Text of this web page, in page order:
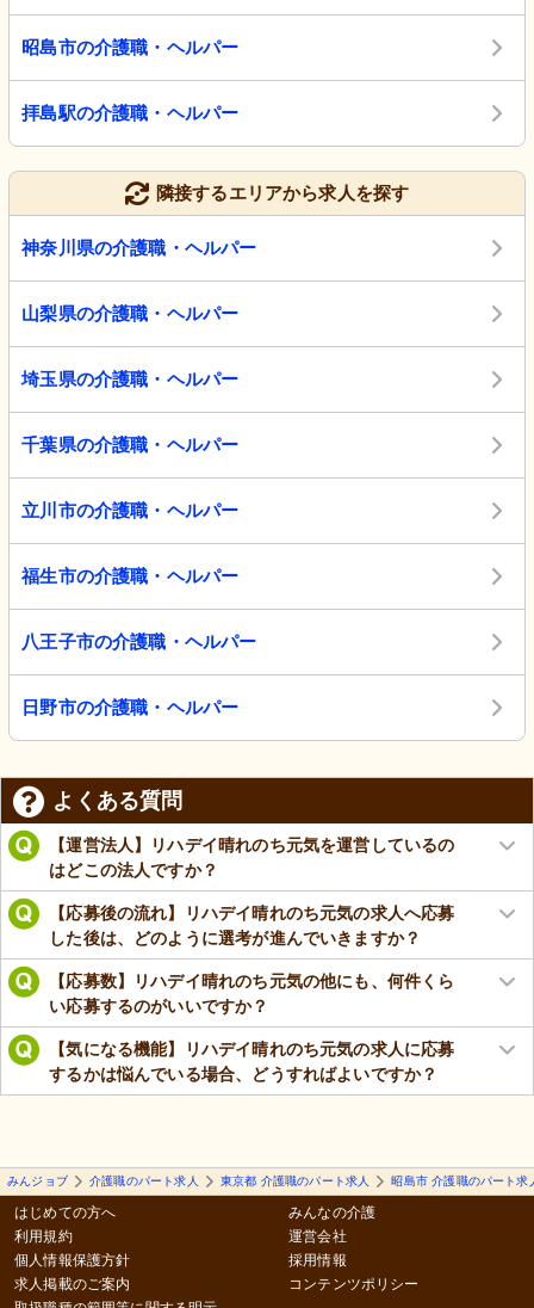
昭島市の介護職・ヘルパー
拝島駅の介護職・ヘルパー
隣接するエリアから求人を探す
神奈川県の介護職・ヘルパー
山梨県の介護職・ヘルパー
埼玉県の介護職・ヘルパー
千葉県の介護職・ヘルパー
立川市の介護職・ヘルパー
福生市の介護職・ヘルパー
八王子市の介護職・ヘルパー
日野市の介護職・ヘルパー
よくある質問
【運営法人】リハデイ晴れのち元気を運営しているの
はどこの法人ですか？
【応募後の流れ】リハデイ晴れのち元気の求人へ応募
した後は、どのように選考が進んでいきますか？
【応募数】リハデイ晴れのち元気の他にも、何件くら
い応募するのがいいですか？
【気になる機能】リハデイ晴れのち元気の求人に応募
するかは悩んでいる場合、どうすればよいですか？
みんジョブ 介護職のパート求人 東京都 介護職のパート求人 昭島市 介護職のパート求
はじめての方へ
利用規約
個人情報保護方針
求人掲載のご案内
みんなの介護
運営会社
採用情報
コンテンツポリシー